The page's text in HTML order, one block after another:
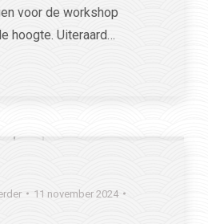
voor de workshop
hoogte. Uiteraard…
11 november 2024